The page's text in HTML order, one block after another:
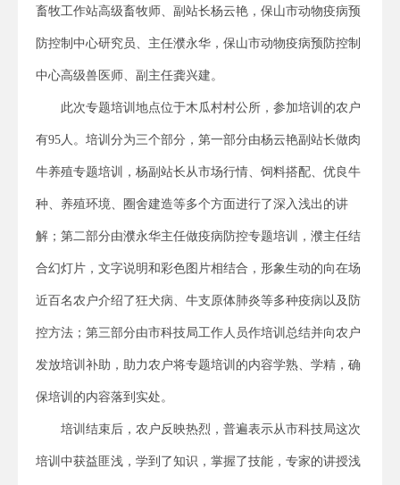
畜牧工作站高级畜牧师、副站长杨云艳，保山市动物疫病预
防控制中心研究员、主任濮永华，保山市动物疫病预防控制
中心高级兽医师、副主任龚兴建。
此次专题培训地点位于木瓜村村公所，参加培训的农户
有95人。培训分为三个部分，第一部分由杨云艳副站长做肉
牛养殖专题培训，杨副站长从市场行情、饲料搭配、优良牛
种、养殖环境、圈舍建造等多个方面进行了深入浅出的讲
解；第二部分由濮永华主任做疫病防控专题培训，濮主任结
合幻灯片，文字说明和彩色图片相结合，形象生动的向在场
近百名农户介绍了狂犬病、牛支原体肺炎等多种疫病以及防
控方法；第三部分由市科技局工作人员作培训总结并向农户
发放培训补助，助力农户将专题培训的内容学熟、学精，确
保培训的内容落到实处。
培训结束后，农户反映热烈，普遍表示从市科技局这次
培训中获益匪浅，学到了知识，掌握了技能，专家的讲授浅